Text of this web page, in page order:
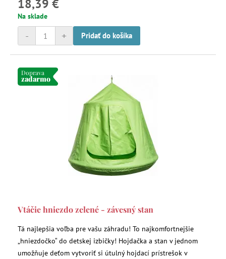
18,39 €
Na sklade
+
- Pridať do košíka
Doprava
zadarmo
Vtáčie hniezdo zelené - závesný stan
Tá najlepšia voľba pre vašu záhradu! To najkomfortnejšie
„hniezdočko“ do detskej izbičky! Hojdačka a stan v jednom
umožňuje deťom vytvoriť si útulný hojdací prístrešok v